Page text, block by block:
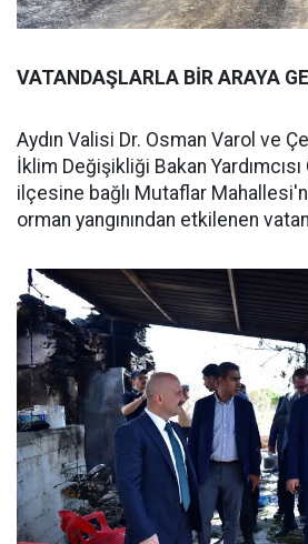
VATANDAŞLARLA BİR ARAYA
Aydın Valisi Dr. Osman Varol ve
İklim Değişikliği Bakan
ilçesine bağlı Mutaflar
orman yangınından etkilenen